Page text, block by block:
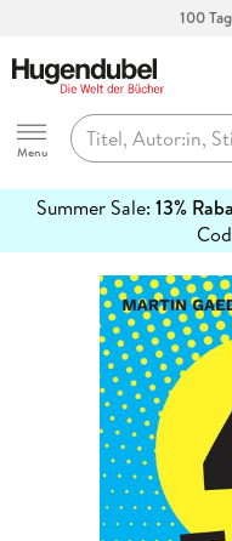
100
Hugendubel
Menu
Summer Sale: 13%
erfahren